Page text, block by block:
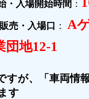
・入場開始時間 ：
売・入場口 ： A
団地12-1
すが、「車両情
す